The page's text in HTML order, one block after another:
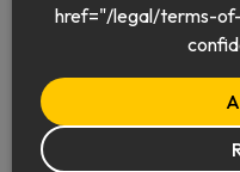
© 2026
href="/legal/terms-